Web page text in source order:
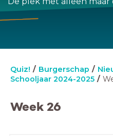
Quiz! Burgerschap
Schooljaar 2024-2025
Week 26